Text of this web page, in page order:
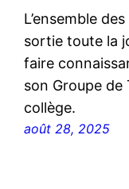
L’ensemble
sortie toute la
faire
son Groupe de
collège.
août 28, 2025